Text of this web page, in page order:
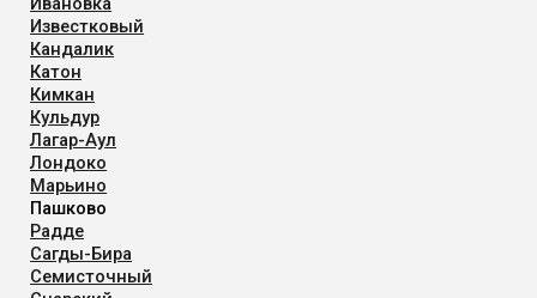
Известковый
Кандалик
Катон
Кимкан
Кульдур
Лагар-Аул
Лондоко
Марьино
Пашково
Радде
Сагды-Бира
Семисточный